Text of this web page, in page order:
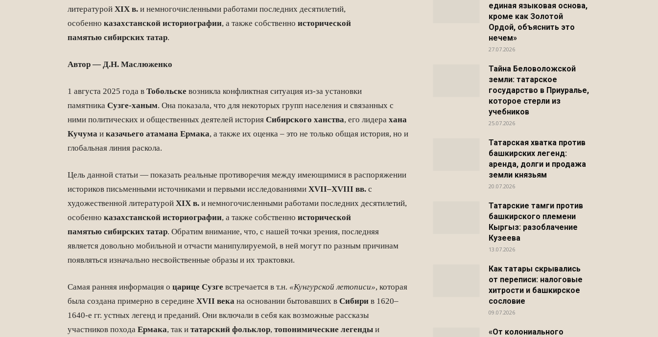
литературой XIX в. и немногочисленными работами последних десятилетий,
особенно казахстанской историографии, а также собственно исторической
памятью сибирских татар.
Автор — Д.Н. Маслюженко
1 августа 2025 года в Тобольске возникла конфликтная ситуация из-за установки
памятника Сузге-ханым. Она показала, что для некоторых групп населения и связанных с
ними политических и общественных деятелей история Сибирского ханства, его лидера хана
Кучума и казачьего атамана Ермака, а также их оценка – это не только общая история, но и
глобальная линия раскола.
Цель данной статьи — показать реальные противоречия между имеющимися в распоряжении
историков письменными источниками и первыми исследованиями XVII–XVIII вв. с
художественной литературой XIX в. и немногочисленными работами последних десятилетий,
особенно казахстанской историографии, а также собственно исторической
памятью сибирских татар. Обратим внимание, что, с нашей точки зрения, последняя
является довольно мобильной и отчасти манипулируемой, в ней могут по разным причинам
появляться изначально несвойственные образы и их трактовки.
Самая ранняя информация о царице Сузге встречается в т.н. «Кунгурской летописи», которая
была создана примерно в середине XVII века на основании бытовавших в Сибири в 1620–
1640-е гг. устных легенд и преданий. Они включали в себя как возможные рассказы
участников похода Ермака, так и татарский фольклор, топонимические легенды и
единая языковая основа,
кроме как Золотой
Ордой, объяснить это
нечем»
27.07.2026
Тайна Беловоложской
земли: татарское
государство в Приуралье,
которое стерли из
учебников
25.07.2026
Татарская хватка против
башкирских легенд:
аренда, долги и продажа
земли князьям
20.07.2026
Татарские тамги против
башкирского племени
Кыргыз: разоблачение
Кузеева
13.07.2026
Как татары скрывались
от переписи: налоговые
хитрости и башкирское
сословие
09.07.2026
«От колониального